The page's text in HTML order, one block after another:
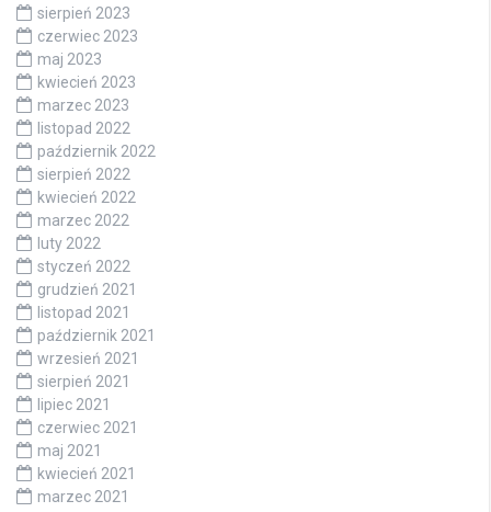
sierpień 2023
czerwiec 2023
maj 2023
kwiecień 2023
marzec 2023
listopad 2022
październik 2022
sierpień 2022
kwiecień 2022
marzec 2022
luty 2022
styczeń 2022
grudzień 2021
listopad 2021
październik 2021
wrzesień 2021
sierpień 2021
lipiec 2021
czerwiec 2021
maj 2021
kwiecień 2021
marzec 2021